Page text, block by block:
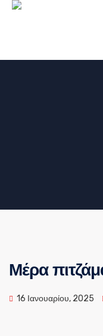
Μέρα
16 Ιανουαρίου, 2025